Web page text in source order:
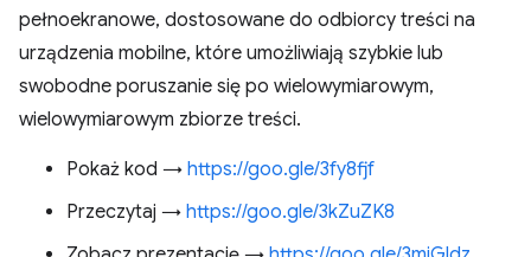
pełnoekranowe, dostosowane do odbiorcy treści na
urządzenia mobilne, które umożliwiają szybkie lub
swobodne poruszanie się po wielowymiarowym,
wielowymiarowym zbiorze treści.
Pokaż kod → https://goo.gle/3fy8fjf
Przeczytaj → https://goo.gle/3kZuZK8